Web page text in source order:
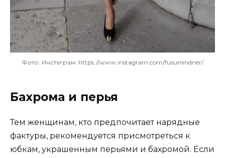
Фото: Инстаграм: https://www.instagram.com/fusunlindner/
Бахрома и перья
Тем женщинам, кто предпочитает нарядные
фактуры, рекомендуется присмотреться к
юбкам, украшенным перьями и бахромой. Если